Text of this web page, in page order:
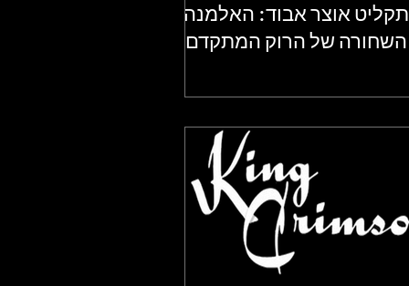
עדכניות
תקליט אוצר אבוד: האלמנה
השחורה של הרוק המתקדם